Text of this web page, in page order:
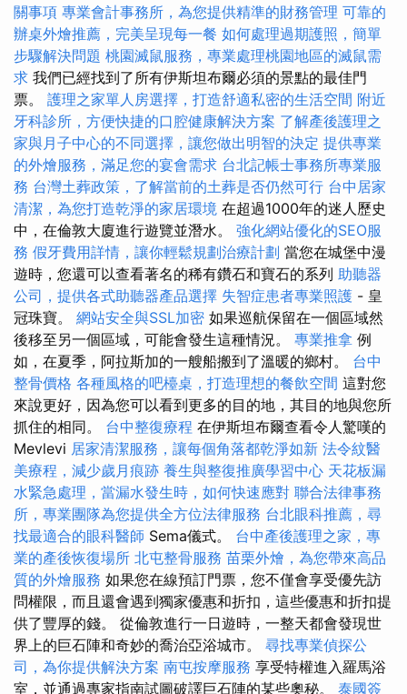
關事項 專業會計事務所，為您提供精準的財務管理 可靠的
辦桌外燴推薦，完美呈現每一餐 如何處理過期護照，簡單
步驟解決問題 桃園滅鼠服務，專業處理桃園地區的滅鼠需
求 我們已經找到了所有伊斯坦布爾必須的景點的最佳門
票。 護理之家單人房選擇，打造舒適私密的生活空間 附近
牙科診所，方便快捷的口腔健康解決方案 了解產後護理之
家與月子中心的不同選擇，讓您做出明智的決定 提供專業
的外燴服務，滿足您的宴會需求 台北記帳士事務所專業服
務 台灣土葬政策，了解當前的土葬是否仍然可行 台中居家
清潔，為您打造乾淨的家居環境 在超過1000年的迷人歷史
中，在倫敦大廈進行遊覽並潛水。 強化網站優化的SEO服
務 假牙費用詳情，讓你輕鬆規劃治療計劃 當您在城堡中漫
遊時，您還可以查看著名的稀有鑽石和寶石的系列 助聽器
公司，提供各式助聽器產品選擇 失智症患者專業照護 - 皇
冠珠寶。 網站安全與SSL加密 如果巡航保留在一個區域然
後移至另一個區域，可能會發生這種情況。 專業推拿 例
如，在夏季，阿拉斯加的一艘船搬到了溫暖的鄉村。 台中
整骨價格 各種風格的吧檯桌，打造理想的餐飲空間 這對您
來說更好，因為您可以看到更多的目的地，其目的地與您所
抓住的相同。 台中整復療程 在伊斯坦布爾查看令人驚嘆的
Mevlevi 居家清潔服務，讓每個角落都乾淨如新 法令紋醫
美療程，減少歲月痕跡 養生與整復推廣學習中心 天花板漏
水緊急處理，當漏水發生時，如何快速應對 聯合法律事務
所，專業團隊為您提供全方位法律服務 台北眼科推薦，尋
找最適合的眼科醫師 Sema儀式。 台中產後護理之家，專
業的產後恢復場所 北屯整骨服務 苗栗外燴，為您帶來高品
質的外燴服務 如果您在線預訂門票，您不僅會享受優先訪
問權限，而且還會遇到獨家優惠和折扣，這些優惠和折扣提
供了豐厚的錢。 從倫敦進行一日遊時，一整天都會發現世
界上的巨石陣和奇妙的喬治亞浴城市。 尋找專業偵探公
司，為你提供解決方案 南屯按摩服務 享受特權進入羅馬浴
室，並通過專家指南試圖破譯巨石陣的某些奧秘。 泰國簽